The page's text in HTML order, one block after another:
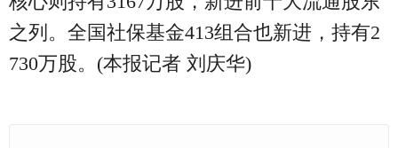
之列。全国社保基金413组合也新进，持有2
730万股。(本报记者 刘庆华)